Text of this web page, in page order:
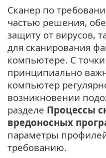
Сканер по
частью решения,
защиту от вирусов,
для сканирования
компьютере. С
принципиально
компьютер
возникновении
разделе Процессы
вредоносных
параметры
требованию.